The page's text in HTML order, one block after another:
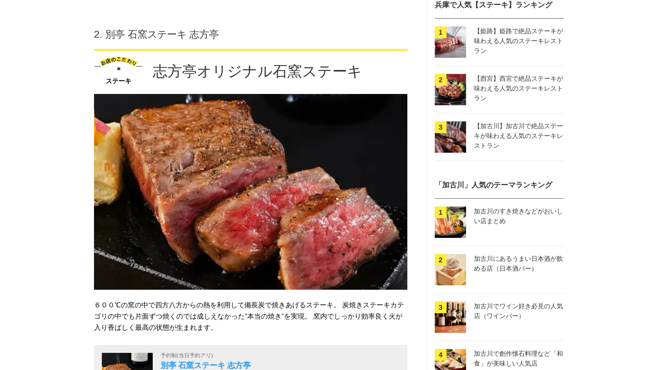
2. 別亭 石窯ステーキ 志方亭
ステーキ
志方亭オリジナル石窯ステーキ
６００℃の窯の中で四方八方からの熱を利用して備長炭で焼きあげるステーキ。 炭焼きステーキカテ
ゴリの中でも片面ずつ焼くのでは成しえなかった”本当の焼き”を実現。 窯内でしっかり効率良く火が
入り香ばしく最高の状態が生まれます。
予約制(当日予約アリ)
別亭 石窯ステーキ 志方亭
兵庫で人気【ステーキ】ランキング
【姫路】姫路で絶品ステーキが
味わえる人気のステーキレスト
ラン
【西宮】西宮で絶品ステーキが
味わえる人気のステーキレスト
ラン
【加古川】加古川で絶品ステー
キが味わえる人気のステーキレ
ストラン
「加古川」人気のテーマランキング
加古川のすき焼きなどがおいし
い店まとめ
加古川にあるうまい日本酒が飲
める店（日本酒バー）
加古川でワイン好き必見の人気
店（ワインバー）
加古川で創作懐石料理など「和
食」が美味しい人気店